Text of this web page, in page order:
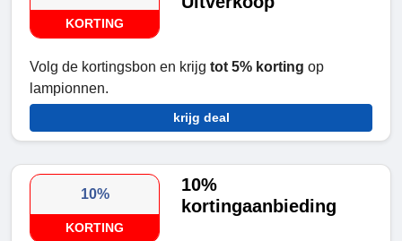
KORTING
Volg de kortingsbon en krijg tot 5% korting op
lampionnen.
krijg deal
10%
KORTING
10%
kortingaanbieding